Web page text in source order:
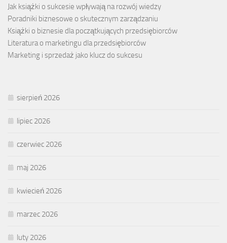
Jak książki o sukcesie wpływają na rozwój wiedzy
Poradniki biznesowe o skutecznym zarządzaniu
Książki o biznesie dla początkujących przedsiębiorców
Literatura o marketingu dla przedsiębiorców
Marketing i sprzedaż jako klucz do sukcesu
sierpień 2026
lipiec 2026
czerwiec 2026
maj 2026
kwiecień 2026
marzec 2026
luty 2026